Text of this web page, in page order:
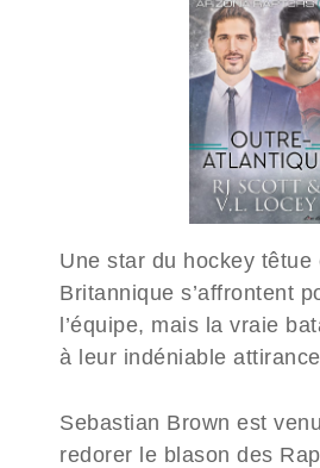
Une star du hockey têtue
Britannique s’affrontent
l’équipe, mais la vraie
à leur indéniable
Sebastian Brown est
redorer le blason des